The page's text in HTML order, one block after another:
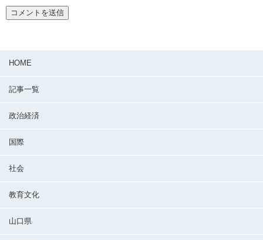
HOME
記事一覧
政治経済
国際
社会
教育文化
山口県